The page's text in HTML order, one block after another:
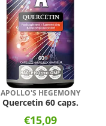
APOLLO'S HEGEMONY
Quercetin 60 caps.
€15,09